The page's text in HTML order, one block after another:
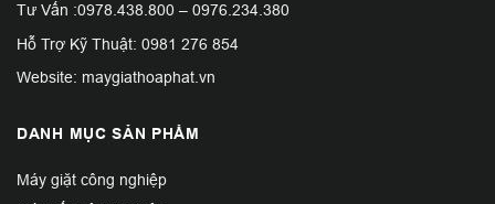
Tư Vấn :0978.438.800 – 0976.234.380
Hỗ Trợ Kỹ Thuật: 0981 276 854
Website: maygiathoaphat.vn
DANH MỤC SẢN PHẨM
Máy giặt công nghiệp